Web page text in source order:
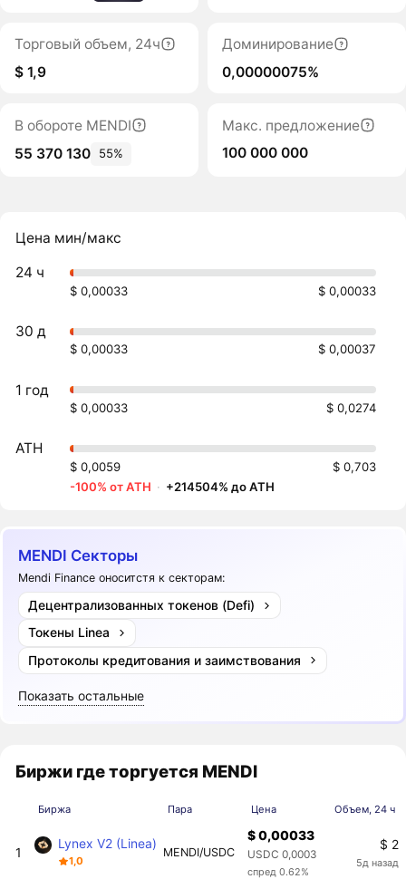
Торговый объем, 24ч
$ 1,9
Доминирование
0,00000075%
В обороте MENDI
55 370 130
55%
Макс. предложение
100 000 000
Цена мин/макс
24 ч
$ 0,00033 $ 0,00033
30 д
$ 0,00033 $ 0,00037
1 год
$ 0,00033 $ 0,0274
ATH
$ 0,0059
$ 0,703
-100% от ATH · +214504% до ATH
MENDI Секторы
Mendi Finance оноситстя к секторам:
Децентрализованных токенов (Defi)
Токены Linea
Протоколы кредитования и заимствования
Показать остальные
Биржи где торгуется MENDI
Биржа Пара Цена Объем, 24 ч
1
Lynex V2 (Linea)
1,0
MENDI/USDC
$ 0,00033
USDC 0,0003
спред 0.62%
$ 2
5д назад